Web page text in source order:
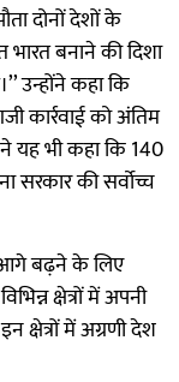
दोनों देशों के
बनाने की दिशा
उन्होंने कहा कि
कार्रवाई को अंतिम
यह भी कहा कि 140
सरकार की सर्वोच्च
आगे बढ़ने के लिए
क्षेत्रों में अपनी
क्षेत्रों में अग्रणी देश